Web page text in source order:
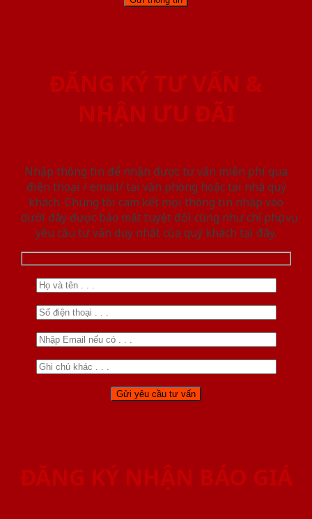
ĐĂNG KÝ TƯ VẤN &
NHẬN ƯU ĐÃI
Nhập thông tin để nhận được tư vấn miễn phí qua
điện thoại / email/ tại văn phòng hoặc tại nhà quý
khách. Chúng tôi cam kết mọi thông tin nhập vào
dưới đây được bảo mật tuyệt đối cũng như chỉ phục vụ
yêu cầu tư vấn duy nhất của quý khách tại đây.
ĐĂNG KÝ NHẬN BÁO GIÁ